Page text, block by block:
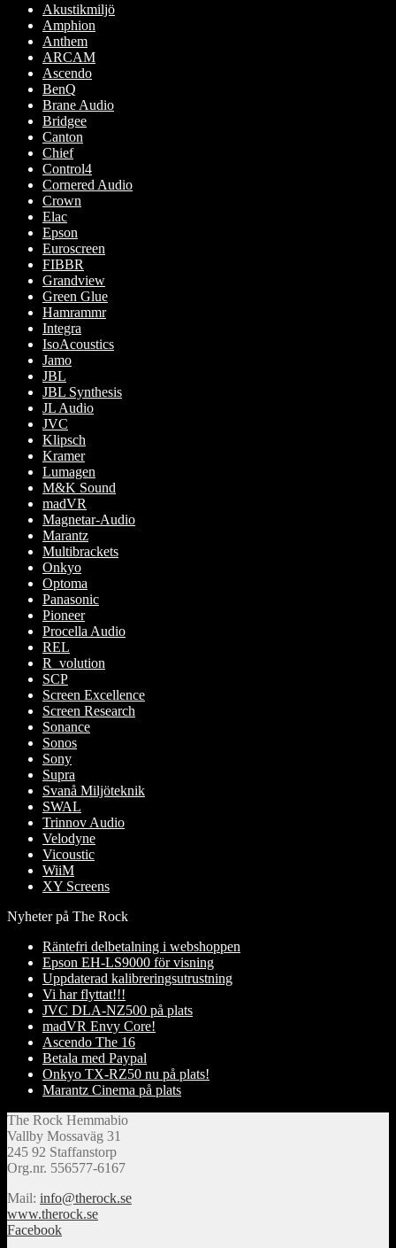
Akustikmiljö
Amphion
Anthem
ARCAM
Ascendo
BenQ
Brane Audio
Bridgee
Canton
Chief
Control4
Cornered Audio
Crown
Elac
Epson
Euroscreen
FIBBR
Grandview
Green Glue
Hamrammr
Integra
IsoAcoustics
Jamo
JBL
JBL Synthesis
JL Audio
JVC
Klipsch
Kramer
Lumagen
M&K Sound
madVR
Magnetar-Audio
Marantz
Multibrackets
Onkyo
Optoma
Panasonic
Pioneer
Procella Audio
REL
R_volution
SCP
Screen Excellence
Screen Research
Sonance
Sonos
Sony
Supra
Svanå Miljöteknik
SWAL
Trinnov Audio
Velodyne
Vicoustic
WiiM
XY Screens
Nyheter på The Rock
Räntefri delbetalning i webshoppen
Epson EH-LS9000 för visning
Uppdaterad kalibreringsutrustning
Vi har flyttat!!!
JVC DLA-NZ500 på plats
madVR Envy Core!
Ascendo The 16
Betala med Paypal
Onkyo TX-RZ50 nu på plats!
Marantz Cinema på plats
The Rock Hemmabio
Vallby Mossaväg 31
245 92 Staffanstorp
Org.nr. 556577-6167
Mail: info@therock.se
www.therock.se
Facebook